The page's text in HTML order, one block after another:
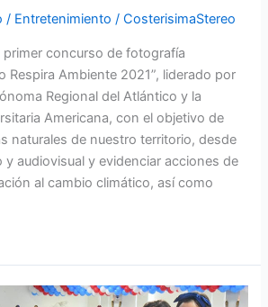
/ Entretenimiento /CosterisimaStereo
primer concurso de fotografía
Respira Ambiente 2021”, liderado por
Regional del Atlántico y la
Americana, con el objetivo de
naturales de nuestro territorio, desde
audiovisual y evidenciar acciones de
al cambio climático, así como